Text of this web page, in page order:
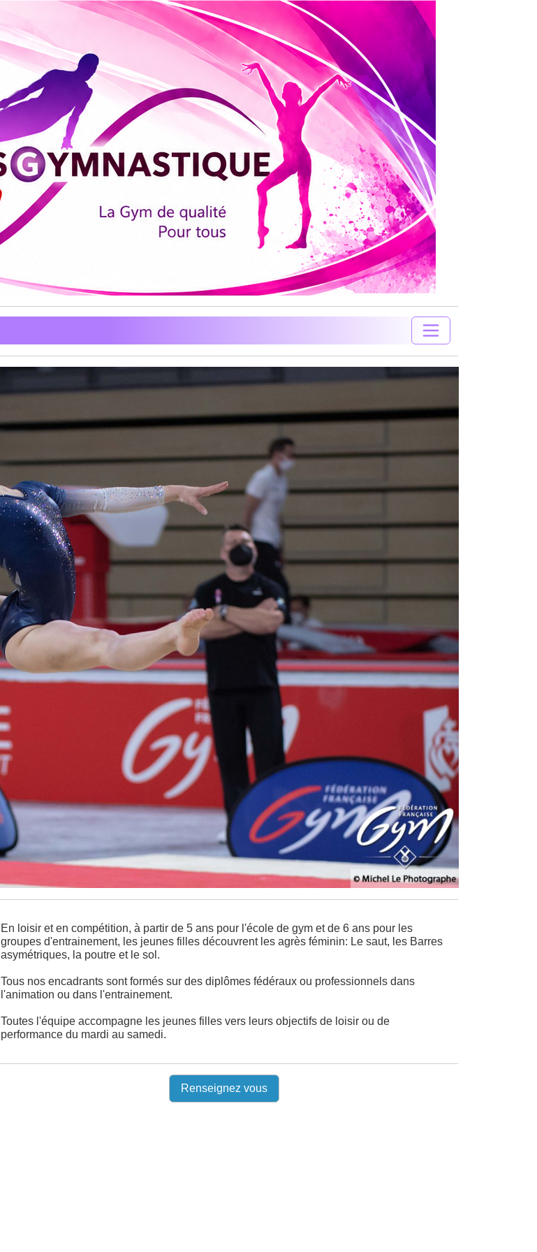
En loisir et en compétition, à partir de 5 ans pour l'école de gym et de 6 ans pour les
groupes d'entrainement, les jeunes filles découvrent les agrès féminin: Le saut, les Barres
asymétriques, la poutre et le sol.
Tous nos encadrants sont formés sur des diplômes fédéraux ou professionnels dans
l'animation ou dans l'entrainement.
Toutes l'équipe accompagne les jeunes filles vers leurs objectifs de loisir ou de
performance du mardi au samedi.
Renseignez vous